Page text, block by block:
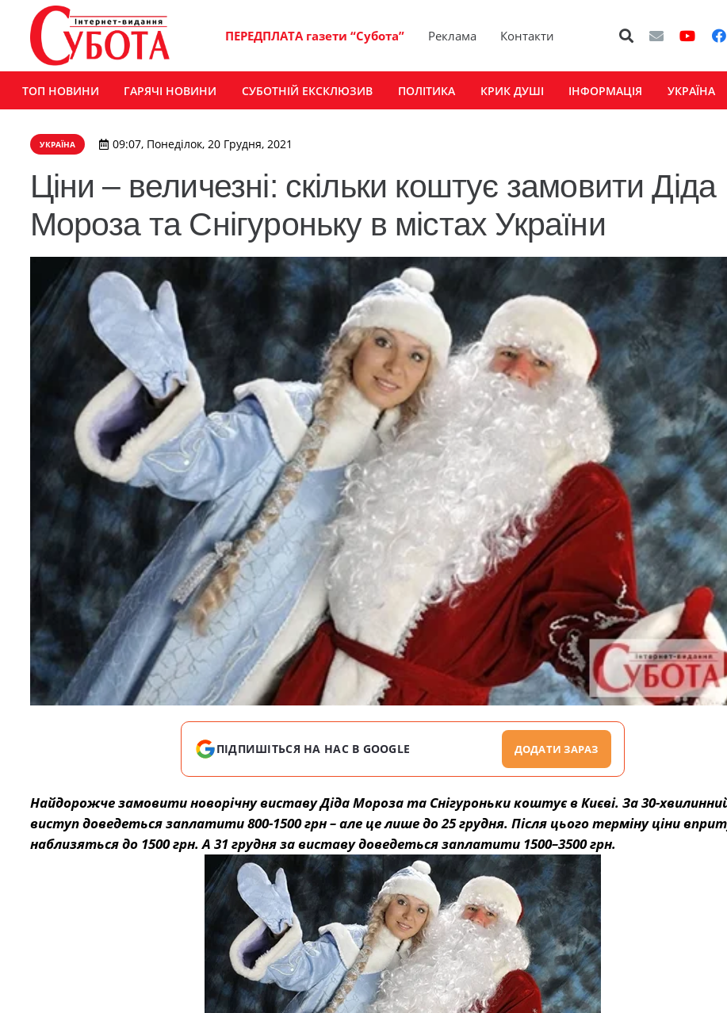
ПЕРЕДПЛАТА газети “Субота” Реклама Контакти
ТОП НОВИНИ ГАРЯЧІ НОВИНИ СУБОТНІЙ ЕКСКЛЮЗИВ ПОЛІТИКА КРИК ДУШІ ІНФОРМАЦІЯ УКРАЇНА
УКРАЇНА 09:07, Понеділок, 20 Грудня, 2021
Ціни – величезні: скільки коштує замовити Діда
Мороза та Снігуроньку в містах України
ПІДПИШІТЬСЯ НА НАС В GOOGLE ДОДАТИ ЗАРАЗ
Найдорожче замовити новорічну виставу Діда Мороза та Снігуроньки коштує в Києві. За 30-
виступ доведеться заплатити 800-1500 грн – але це лише до 25 грудня. Після цього терміну ціни
наблизяться до 1500 грн. А 31 грудня за виставу доведеться заплатити 1500–3500 грн.